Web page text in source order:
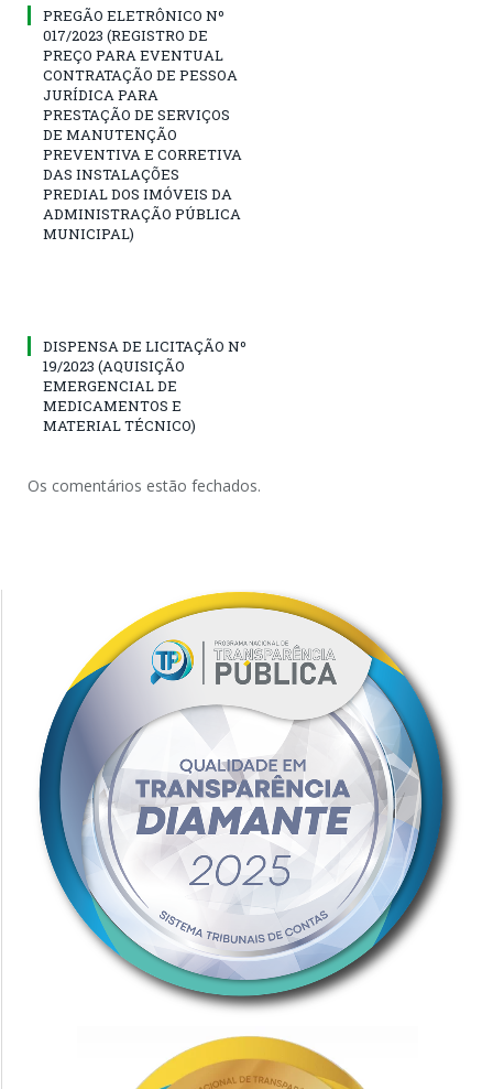
PREGÃO ELETRÔNICO Nº
017/2023 (REGISTRO DE
PREÇO PARA EVENTUAL
CONTRATAÇÃO DE PESSOA
JURÍDICA PARA
PRESTAÇÃO DE SERVIÇOS
DE MANUTENÇÃO
PREVENTIVA E CORRETIVA
DAS INSTALAÇÕES
PREDIAL DOS IMÓVEIS DA
ADMINISTRAÇÃO PÚBLICA
MUNICIPAL)
DISPENSA DE LICITAÇÃO Nº
19/2023 (AQUISIÇÃO
EMERGENCIAL DE
MEDICAMENTOS E
MATERIAL TÉCNICO)
Os comentários estão fechados.